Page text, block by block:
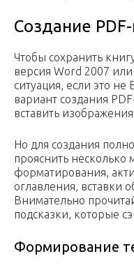
Создание
Чтобы сохранить
версия Word 2007
ситуация, если это
вариант создания
вставить
Но для создания
прояснить несколько
форматирования,
оглавления, вставки
Внимательно
подсказки, которые
Формирование